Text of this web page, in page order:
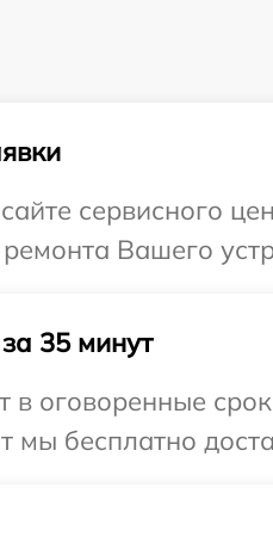
сервисного
Вашего
35 минут
в оговоренные
мы бесплатно